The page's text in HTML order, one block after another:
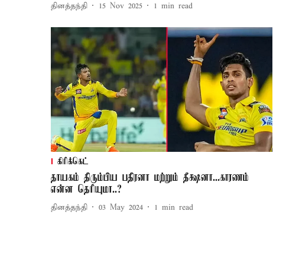
தினத்தந்தி 15 Nov 2025 1 min read
கிரிக்கெட்
தாயகம் திரும்பிய பதிரனா மற்றும் தீக்ஷனா...காரணம்
என்ன தெரியுமா..?
தினத்தந்தி 03 May 2024 1 min read